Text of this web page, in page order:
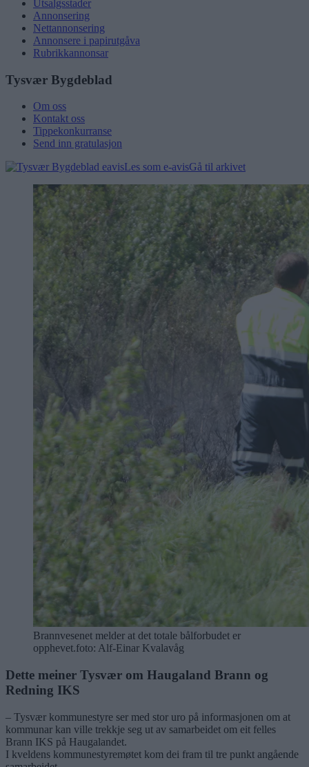
Utsalgsstader
Annonsering
Nettannonsering
Annonsere i papirutgåva
Rubrikkannonsar
Tysvær Bygdeblad
Om oss
Kontakt oss
Tippekonkurranse
Send inn gratulasjon
Les som e-avisGå til arkivet
Brannvesenet melder at det totale bålforbudet er
opphevet.foto: Alf-Einar Kvalavåg
Dette meiner Tysvær om Haugaland Brann og
Redning IKS
– Tysvær kommunestyre ser med stor uro på informasjonen om at
kommunar kan ville trekkje seg ut av samarbeidet om eit felles
Brann IKS på Haugalandet.
I kveldens kommunestyremøtet kom dei fram til tre punkt angående